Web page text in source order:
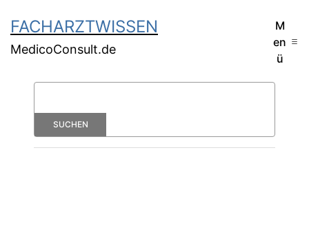
FACHARZTWISSEN
MedicoConsult.de
M
en
ü